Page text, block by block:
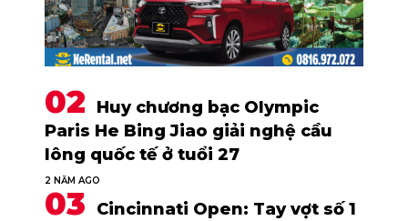
Huy chương bạc Olympic
Paris He Bing Jiao giải nghệ cầu
lông quốc tế ở tuổi 27
2 NĂM AGO
Cincinnati Open: Tay vợt số 1